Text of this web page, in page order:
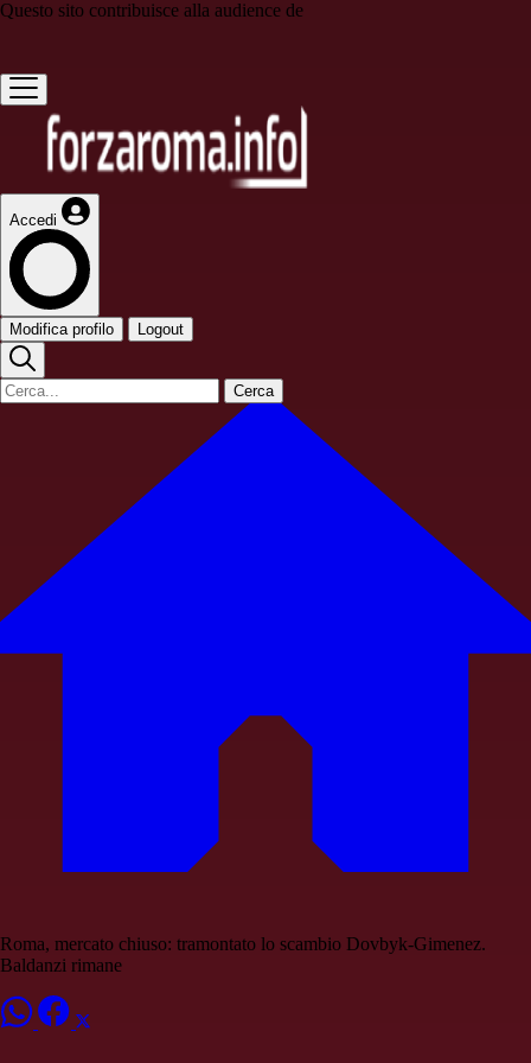
Questo sito contribuisce alla audience de
Accedi
Modifica profilo Logout
Cerca
Roma, mercato chiuso: tramontato lo scambio Dovbyk-Gimenez.
Baldanzi rimane